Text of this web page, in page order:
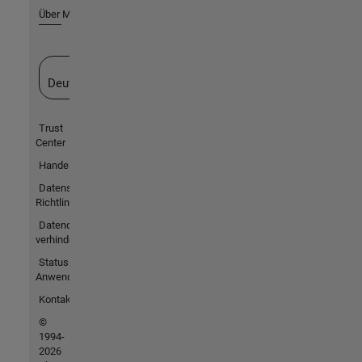
Über MathWorks
Deutschland
Trust
Center
Handelsmarken
Datenschutz-
Richtlinien
Datendiebstahl
verhindern
Status von
Anwendungen
Kontakt
©
1994-
2026